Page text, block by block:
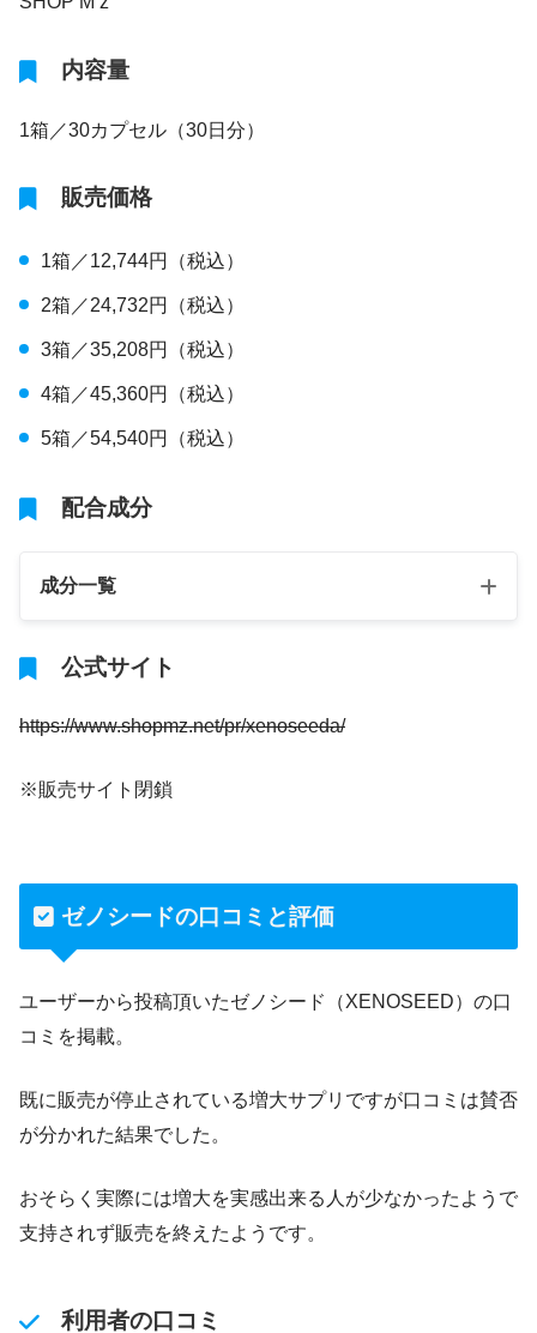
内容量
1箱／30カプセル（30日分）
販売価格
1箱／12,744円（税込）
2箱／24,732円（税込）
3箱／35,208円（税込）
4箱／45,360円（税込）
5箱／54,540円（税込）
配合成分
成分一覧
公式サイト
https://www.shopmz.net/pr/xenoseeda/
※販売サイト閉鎖
ゼノシードの口コミと評価
ユーザーから投稿頂いたゼノシード（XENOSEED）の口
コミを掲載。
既に販売が停止されている増大サプリですが口コミは賛否
が分かれた結果でした。
おそらく実際には増大を実感出来る人が少なかったようで
支持されず販売を終えたようです。
利用者の口コミ